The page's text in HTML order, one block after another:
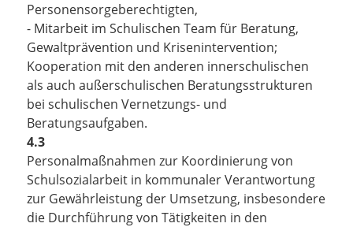
Personensorgeberechtigten,
- Mitarbeit im Schulischen Team für Beratung,
Gewaltprävention und Krisenintervention;
Kooperation mit den anderen innerschulischen
als auch außerschulischen Beratungsstrukturen
bei schulischen Vernetzungs- und
Beratungsaufgaben.
4.3
Personalmaßnahmen zur Koordinierung von
Schulsozialarbeit in kommunaler Verantwortung
zur Gewährleistung der Umsetzung, insbesondere
die Durchführung von Tätigkeiten in den